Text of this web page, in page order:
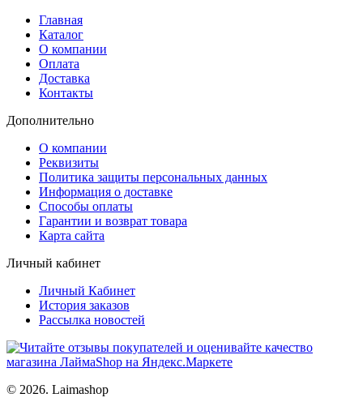
Главная
Каталог
О компании
Оплата
Доставка
Контакты
Дополнительно
О компании
Реквизиты
Политика защиты персональных данных
Информация о доставке
Способы оплаты
Гарантии и возврат товара
Карта сайта
Личный кабинет
Личный Кабинет
История заказов
Рассылка новостей
© 2026. Laimashop